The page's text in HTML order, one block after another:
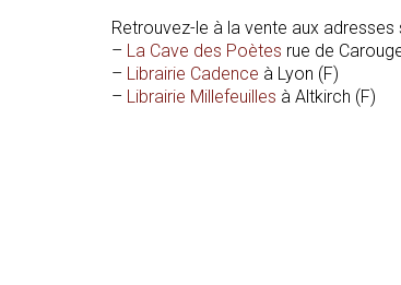
Retrouvez-le à la vente aux adresses
– La Cave des Poètes rue de
– Librairie Cadence à Lyon (F)
– Librairie Millefeuilles à Altkirch (F)